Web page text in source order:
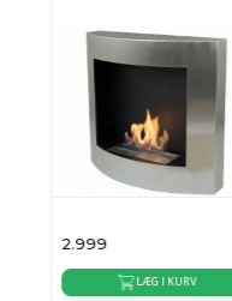
2.999
LÆG I KURV